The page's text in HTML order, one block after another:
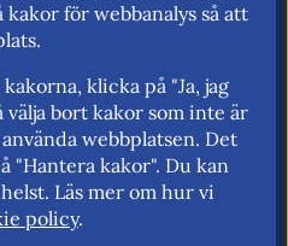
captcha
för webbanalys så att
klicka på "Ja, jag
välja bort kakor som inte är
webbplatsen. Det
"Hantera kakor". Du kan
Läs mer om hur vi
policy.